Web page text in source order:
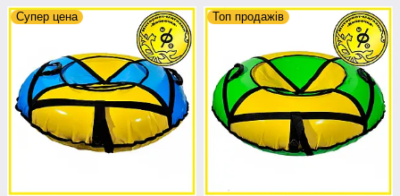
Супер цена Топ продажів